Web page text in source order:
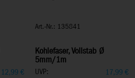
12,99 €
Art.-Nr.: 135841
Kohlefaser, Vollstab Ø
5mm/1m
UVP: 17,99 €